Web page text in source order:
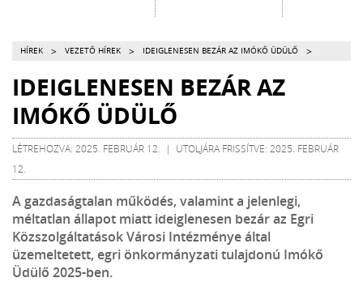
HÍREK > VEZETŐ HÍREK > IDEIGLENESEN BEZÁR AZ IMÓKŐ ÜDÜLŐ >
IDEIGLENESEN BEZÁR AZ
IMÓKŐ ÜDÜLŐ
LÉTREHOZVA: 2025. FEBRUÁR 12. | UTOLJÁRA FRISSÍTVE: 2025. FEBRUÁR
12.
A gazdaságtalan működés, valamint a jelenlegi,
méltatlan állapot miatt ideiglenesen bezár az Egri
Közszolgáltatások Városi Intézménye által
üzemeltetett, egri önkormányzati tulajdonú Imókő
Üdülő 2025-ben.